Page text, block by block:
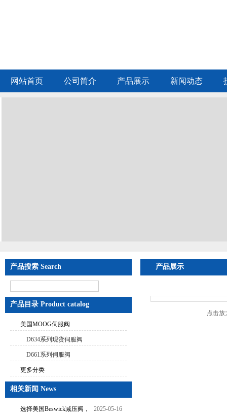
网站首页 公司简介 产品展示 新闻动态
产品搜索 Search
产品目录 Product catalog
美国MOOG伺服阀
D634系列现货伺服阀
D661系列伺服阀
更多分类
相关新闻 News
选择美国Beswick减压阀，
2025-05-16
产品展示
点击放